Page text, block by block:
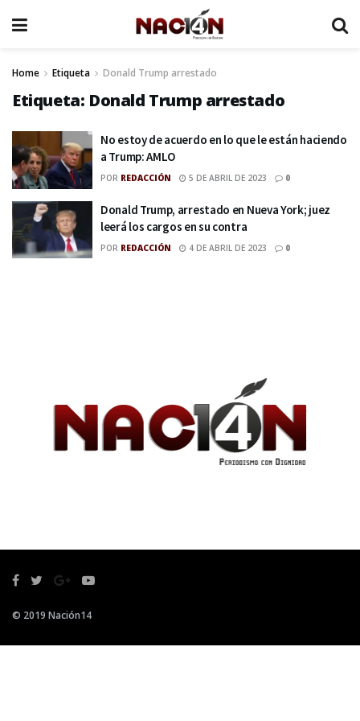
Home Etiqueta Donald Trump arrestado
Etiqueta: Donald Trump arrestado
No estoy de acuerdo en lo que le están haciendo
a Trump: AMLO
POR REDACCIÓN 5 DE ABRIL DE 2023 0
Donald Trump, arrestado en Nueva York; juez
leerá los cargos en su contra
POR REDACCIÓN 4 DE ABRIL DE 2023 0
© 2019 Nación14